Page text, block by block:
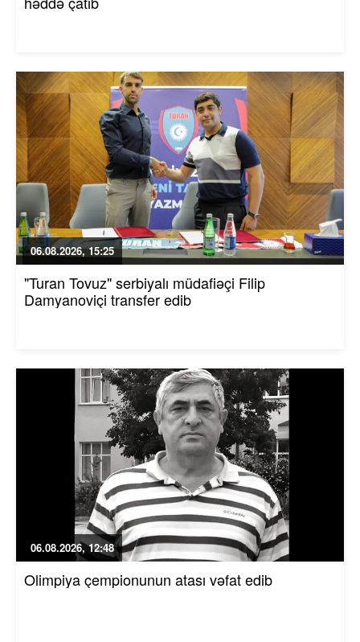
06.08.2026, 15:25
"Turan Tovuz" serbiyalı müdafiəçi Filip
Damyanoviçi transfer edib
06.08.2026, 12:48
Olimpiya çempionunun atası vəfat edib